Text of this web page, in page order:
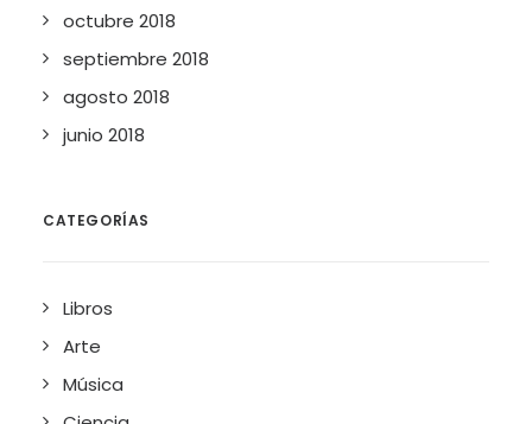
octubre 2018
septiembre 2018
agosto 2018
junio 2018
CATEGORÍAS
Libros
Arte
Música